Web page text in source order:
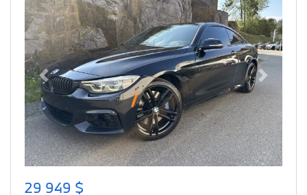
Previous Next
29 949 $